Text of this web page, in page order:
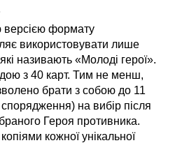
формату
використовувати лише
називають «Молоді герої».
з 40 карт. Тим не менш,
брати з собою до 11
на вибір після
Героя противника.
кожної унікальної